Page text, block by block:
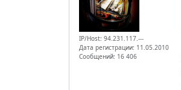
IP/Host: 94.231.117.---
Дата регистрации: 11.05.2010
Сообщений: 16 406